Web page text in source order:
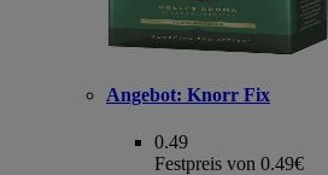
Angebot: Knorr Fix
0.49
Festpreis von 0.49€